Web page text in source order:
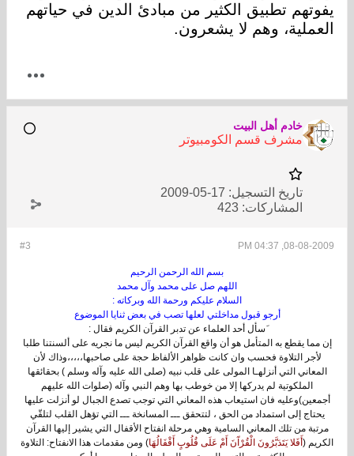
يفوتهم تطبيق الكثير من مبادئ الدين في حياتهم
العملية، وهم لا يشعرون.
خادم أهل البيت
مشرف قسم الكومبيوتر
تاريخ التسجيل: 17-05-2009
المشاركات: 423
#3 08-08-2009, 04:37 PM
بسم الله الرحمن الرحيم
اللهم صل على محمد وآل محمد
السلام عليكم ورحمة الله وبركاته :
أرجو قبول مداخلتي لعلها تصب في بعض ثنايا الموضوع
َسأل أحد العلماء عن تدبر القرآن الكريم فقال :
إن مما يقطع به المتأمل هو أن واقع القرآن الكريم ليس ما نجريه على ألسنتنا طلبا
لأجر التلاوة فحسب وان كانت ظواهر الألفاظ حجة على صاحبها،،،،،وذاك لأن
المعاني التي أنزلهـا المولى على قلب نبيه (صلى الله عليه وآله وسلم ) بحقائقها
الملكوتية لم يدركها إلا من خوطب بها وهم النبي وآله (صلوات الله عليهم
أجمعين)وعليه فان استيعاب هذه المعاني التي توجب تصدع الجبال لو أنزلت عليها
يحتاج إلى استمداد من الحق ، لتتحقق ـــ المسانخة ـــ التي تؤهل القلب لتلقّي
مرتبة من تلك المعاني السامية وهي مرحلة انفتاح الأقفال التي يشير إليها القرآن
الكريم ( أَفَلا يَتَدَبَّرُونَ الْقُرْآَنَ أَمْ عَلَى قُلُوبٍ أَقْفَالُهَا) ومن مقدمات هذا الانفتاح: التلاوة